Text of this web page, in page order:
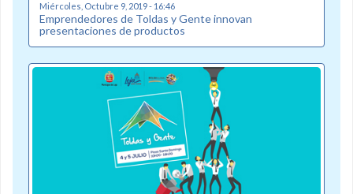
Miércoles, Octubre 9, 2019 - 16:46
Emprendedores de Toldas y Gente innovan
presentaciones de productos